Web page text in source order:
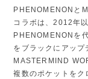
PHENOMENONと
コラボは、2012年
PHENOMENONを
をブラックにアップ
MASTERMIND
複数のポケットをク